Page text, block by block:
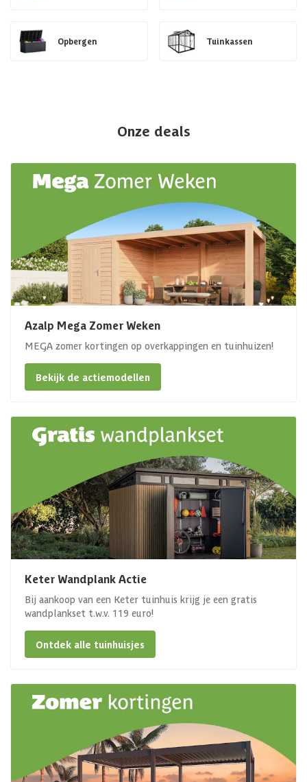
Opbergen Tuinkassen
Onze deals
Azalp Mega Zomer Weken
MEGA zomer kortingen op overkappingen en tuinhuizen!
Bekijk de actiemodellen
Keter Wandplank Actie
Bij aankoop van een Keter tuinhuis krijg je een gratis
wandplankset t.w.v. 119 euro!
Ontdek alle tuinhuisjes